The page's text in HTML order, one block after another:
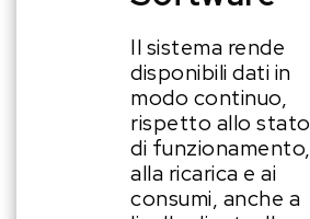
Il sistema rende
disponibili dati in
modo continuo,
rispetto allo stato
di funzionamento,
alla ricarica e ai
consumi, anche a